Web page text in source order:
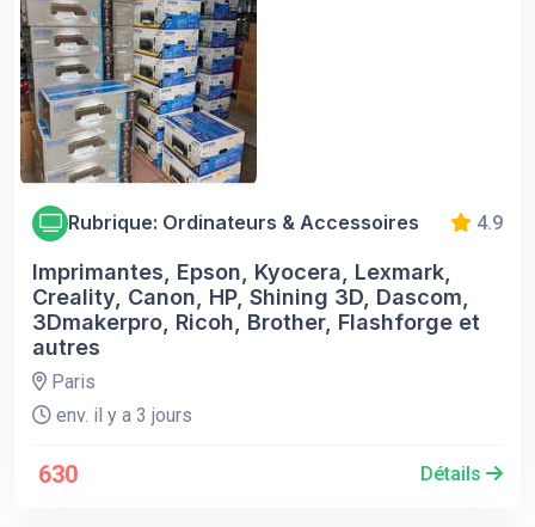
Rubrique: Ordinateurs & Accessoires 4.9
Imprimantes, Epson, Kyocera, Lexmark,
Creality, Canon, HP, Shining 3D, Dascom,
3Dmakerpro, Ricoh, Brother, Flashforge et
autres
Paris
env. il y a 3 jours
630 Détails